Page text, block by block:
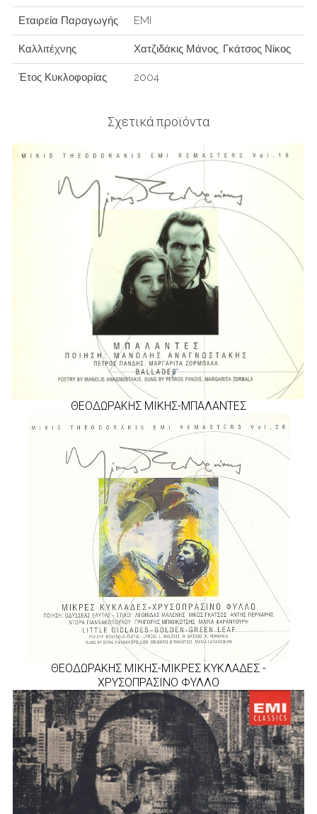
Εταιρεία Παραγωγής EMI
Καλλιτέχνης Χατζιδάκις Μάνος, Γκάτσος Νίκος
Έτος Κυκλοφορίας 2004
Σχετικά προϊόντα
ΘΕΟΔΩΡΑΚΗΣ ΜΙΚΗΣ-ΜΠΑΛΑΝΤΕΣ
ΘΕΟΔΩΡΑΚΗΣ ΜΙΚΗΣ-ΜΙΚΡΕΣ ΚΥΚΛΑΔΕΣ -
ΧΡΥΣΟΠΡΑΣΙΝΟ ΦΥΛΛΟ